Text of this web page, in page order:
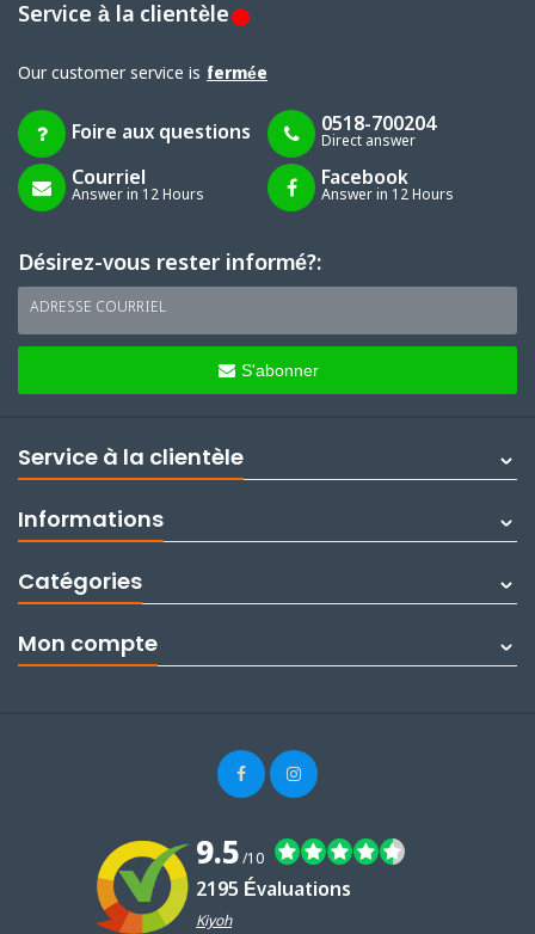
Service à la clientèle
Our customer service is fermée
Foire aux questions 0518-700204
Direct answer
Courriel
Answer in 12 Hours
Facebook
Answer in 12 Hours
Désirez-vous rester informé?:
ADRESSE COURRIEL
S'abonner
Service à la clientèle
Informations
Catégories
Mon compte
9.5/10
2195 Évaluations
Kiyoh